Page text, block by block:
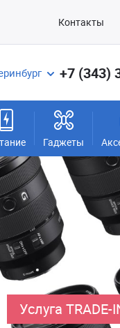
Контакты
+7 (343)
Гаджеты
Услуга TRADE-